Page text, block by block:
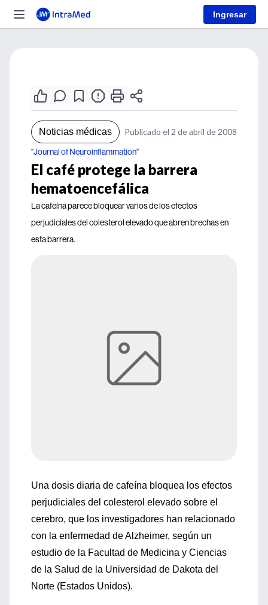
Ingresar
Noticias médicas Publicado el 2 de abril de 2008
"Journal of Neuroinflammation"
El café protege la barrera
hematoencefálica
La cafeína parece bloquear varios de los efectos
perjudiciales del colesterol elevado que abren brechas en
esta barrera.
Una dosis diaria de cafeína bloquea los efectos
perjudiciales del colesterol elevado sobre el
cerebro, que los investigadores han relacionado
con la enfermedad de Alzheimer, según un
estudio de la Facultad de Medicina y Ciencias
de la Salud de la Universidad de Dakota del
Norte (Estados Unidos).